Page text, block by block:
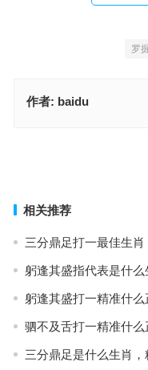
罗
作者: baidu
相关推荐
三分鼎足打一最佳生
躬逢其盛指代表是什
躬逢其盛打一精准什
驷不及舌打一精准什
三分鼎足是什么生肖